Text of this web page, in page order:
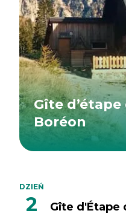
Gîte d’étape
Boréon
DZIEŃ
2
Gîte d'Étape